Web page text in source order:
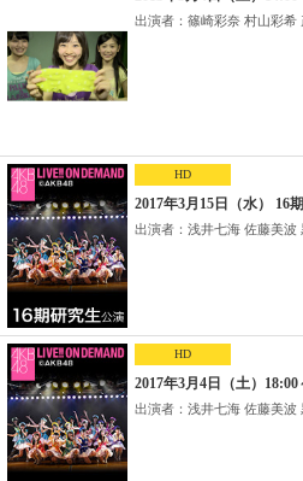
出演者：篠崎彩奈 村山彩希
HD
2017年3月15日（水） 16
出演者：浅井七海 佐藤美波
HD
2017年3月4日（土）
出演者：浅井七海 佐藤美波